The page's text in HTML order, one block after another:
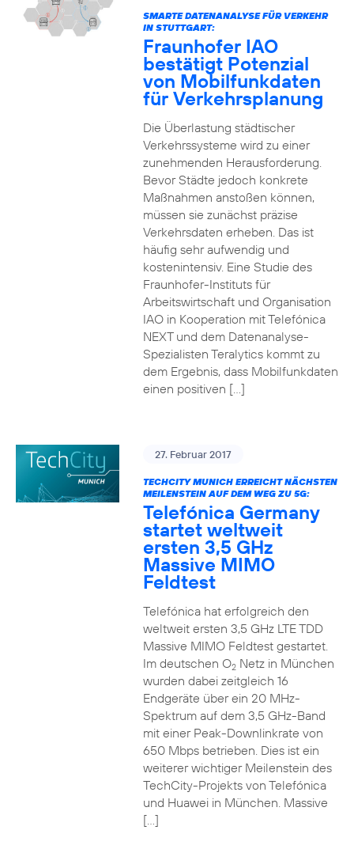
SMARTE DATENANALYSE FÜR VERKEHR
IN STUTTGART:
Fraunhofer IAO
bestätigt Potenzial
von Mobilfunkdaten
für Verkehrsplanung
Die Überlastung städtischer
Verkehrssysteme wird zu einer
zunehmenden Herausforderung.
Bevor Städte jedoch konkrete
Maßnahmen anstoßen können,
müssen sie zunächst präzise
Verkehrsdaten erheben. Das ist
häufig sehr aufwendig und
kostenintensiv. Eine Studie des
Fraunhofer-Instituts für
Arbeitswirtschaft und Organisation
IAO in Kooperation mit Telefónica
NEXT und dem Datenanalyse-
Spezialisten Teralytics kommt zu
dem Ergebnis, dass Mobilfunkdaten
einen positiven […]
27. Februar 2017
TECHCITY MUNICH ERREICHT NÄCHSTEN
MEILENSTEIN AUF DEM WEG ZU 5G:
Telefónica Germany
startet weltweit
ersten 3,5 GHz
Massive MIMO
Feldtest
Telefónica hat erfolgreich den
weltweit ersten 3,5 GHz LTE TDD
Massive MIMO Feldtest gestartet.
Im deutschen O2Netz in München
wurden dabei zeitgleich 16
Endgeräte über ein 20 MHz-
Spektrum auf dem 3,5 GHz-Band
mit einer Peak-Downlinkrate von
650 Mbps betrieben. Dies ist ein
weiterer wichtiger Meilenstein des
TechCity-Projekts von Telefónica
und Huawei in München. Massive
[…]